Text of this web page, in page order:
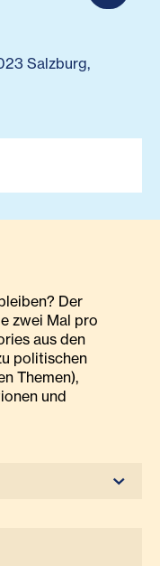
Salzburg,
Der
zwei Mal pro
aus den
politischen
Themen),
und